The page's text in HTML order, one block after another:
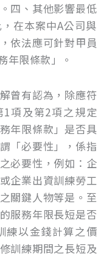
四、其他影響最低
在本案中A公司與
依法應可針對甲員
年限條款」。
曾有認為，除應符
項及第2項之規定
年限條款」是否具
「必要性」，係指
必要性，例如：企
企業出資訓練勞工
關鍵人物等是。至
服務年限長短是否
練以金錢計算之價
訓練期間之長短及